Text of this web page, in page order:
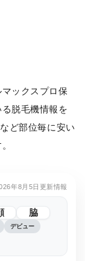
ックスプロ保
脱毛機情報を
ど部位毎に安い
年8月5日更新情報
脇
デビュー